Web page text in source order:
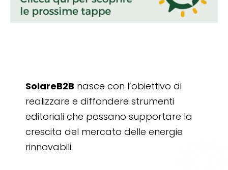
SolareB2B nasce con l’obiettivo di
realizzare e diffondere strumenti
editoriali che possano supportare la
crescita del mercato delle energie
rinnovabili.